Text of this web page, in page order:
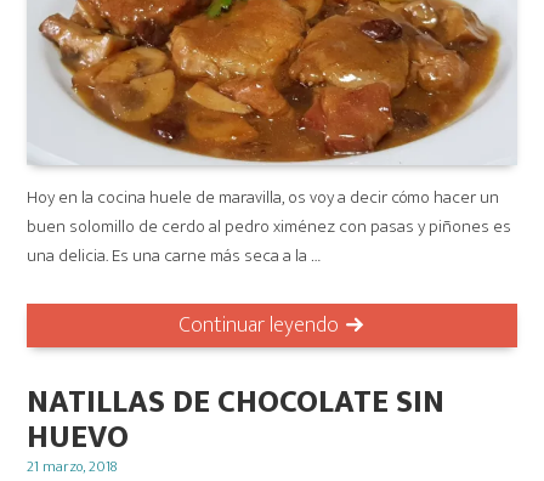
Hoy en la cocina huele de maravilla, os voy a decir cómo hacer un
buen solomillo de cerdo al pedro ximénez con pasas y piñones es
una delicia. Es una carne más seca a la …
Continuar leyendo
NATILLAS DE CHOCOLATE SIN
HUEVO
Posted
21 marzo, 2018